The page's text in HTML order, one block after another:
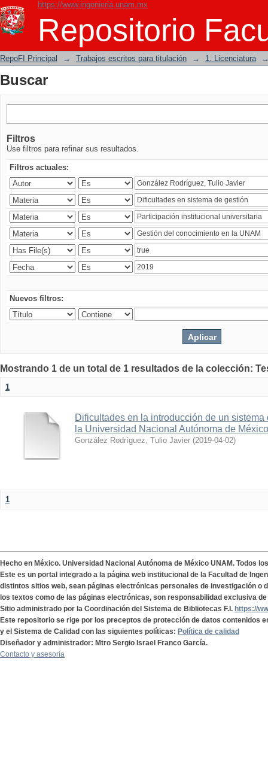
https://www.ingenieria.unam.mx
Repositorio
Buscar
RepoFI Principal → Trabajos escritos para titulación → 1. Licenciatura
Buscar
Filtros
Use filtros para refinar sus resultados.
Filtros actuales:
Nuevos filtros:
Mostrando 1 de un total de 1 resultados de la colección:
1
Dificultades en la introducción de un
la Universidad Nacional Autónoma de
González Rodríguez, Tulio Javier (2019-04-02)
1
Hecho en México. Universidad Nacional Autónoma de México UNAM. Todos
Este es un portal integrado a la página web institucional de la Facultad de
distintos sitios web, sean páginas electrónicas personales de investigación o
los textos como de las páginas electrónicas, son responsabilidad exclusiva
Sitio administrado por la Coordinación del Sistema de Bibliotecas F.I. https://
Este repositorio se rige por los preceptos de protección de datos contenidos
y el Sistema de Calidad con las siguientes políticas: Política de calidad
Diseñador y administrador: Mtro Sergio Israel Franco García.
Contacto y asesoría